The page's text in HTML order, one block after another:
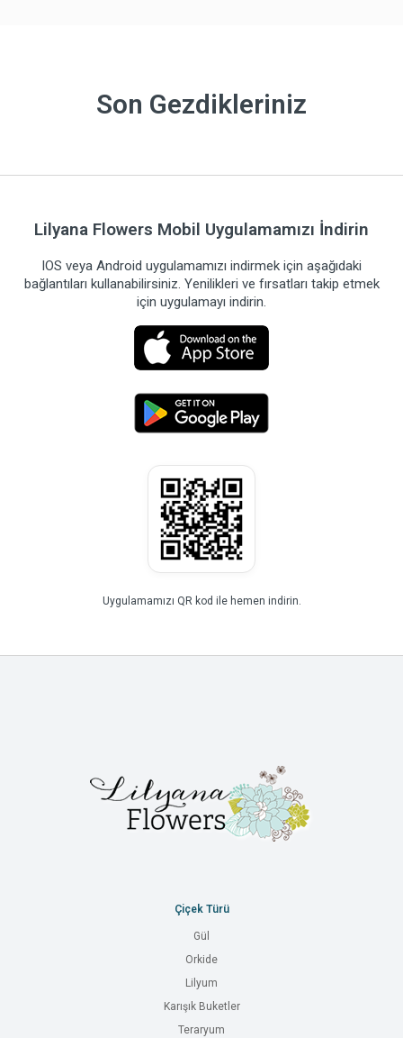
Son Gezdikleriniz
Lilyana Flowers Mobil Uygulamamızı İndirin
IOS veya Android uygulamamızı indirmek için aşağıdaki
bağlantıları kullanabilirsiniz. Yenilikleri ve fırsatları takip etmek
için uygulamayı indirin.
Uygulamamızı QR kod ile hemen indirin.
Çiçek Türü
Gül
Orkide
Lilyum
Karışık Buketler
Teraryum